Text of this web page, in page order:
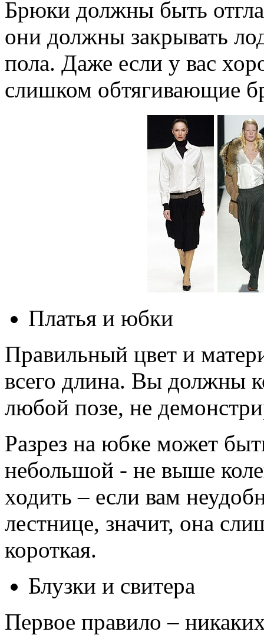
Брюки должны быть
они должны закрывать
пола. Даже если у вас
слишком обтягивающие
Платья и юбки
Правильный цвет и
всего длина. Вы должны
любой позе, не
Разрез на юбке может
небольшой - не выше
ходить – если вам
лестнице, значит, она
короткая.
Блузки и свитера
Первое правило –